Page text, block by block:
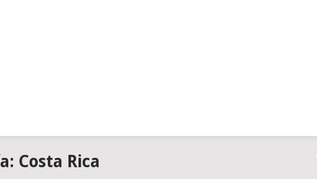
Costa Rica